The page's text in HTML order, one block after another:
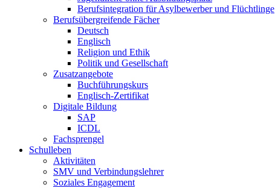
Berufsintegration für Asylbewerber und Flüchtlinge
Berufsübergreifende Fächer
Deutsch
Englisch
Religion und Ethik
Politik und Gesellschaft
Zusatzangebote
Buchführungskurs
Englisch-Zertifikat
Digitale Bildung
SAP
ICDL
Fachsprengel
Schulleben
Aktivitäten
SMV und Verbindungslehrer
Soziales Engagement